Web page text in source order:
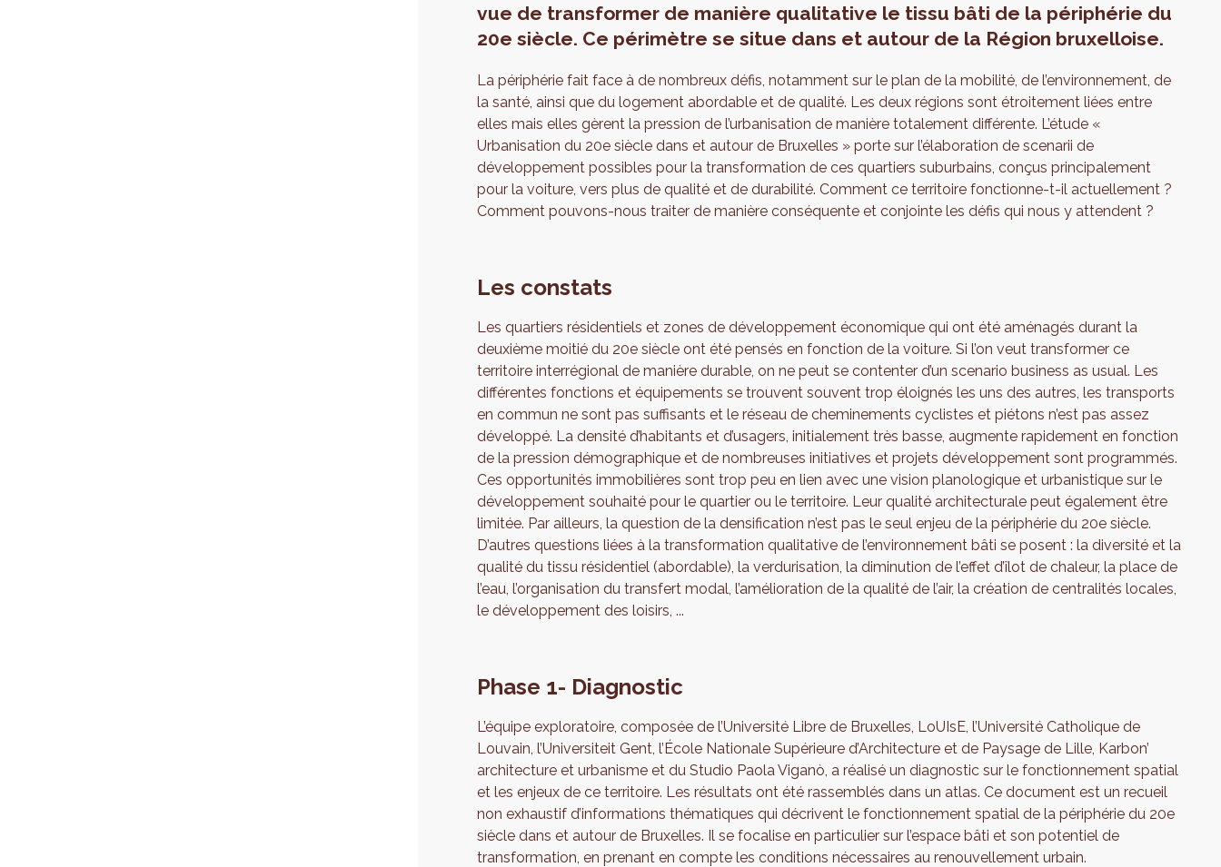
vue de transformer de manière qualitative le tissu bâti de la périphérie du
20e siècle. Ce périmètre se situe dans et autour de la Région bruxelloise.
La périphérie fait face à de nombreux défis, notamment sur le plan de la mobilité, de l’environnement, de
la santé, ainsi que du logement abordable et de qualité. Les deux régions sont étroitement liées entre
elles mais elles gèrent la pression de l’urbanisation de manière totalement différente. L’étude «
Urbanisation du 20e siècle dans et autour de Bruxelles » porte sur l’élaboration de scenarii de
développement possibles pour la transformation de ces quartiers suburbains, conçus principalement
pour la voiture, vers plus de qualité et de durabilité. Comment ce territoire fonctionne-t-il actuellement ?
Comment pouvons-nous traiter de manière conséquente et conjointe les défis qui nous y attendent ?
Les constats
Les quartiers résidentiels et zones de développement économique qui ont été aménagés durant la
deuxième moitié du 20e siècle ont été pensés en fonction de la voiture. Si l’on veut transformer ce
territoire interrégional de manière durable, on ne peut se contenter d’un scenario business as usual. Les
différentes fonctions et équipements se trouvent souvent trop éloignés les uns des autres, les transports
en commun ne sont pas suffisants et le réseau de cheminements cyclistes et piétons n’est pas assez
développé. La densité d’habitants et d’usagers, initialement très basse, augmente rapidement en fonction
de la pression démographique et de nombreuses initiatives et projets développement sont programmés.
Ces opportunités immobilières sont trop peu en lien avec une vision planologique et urbanistique sur le
développement souhaité pour le quartier ou le territoire. Leur qualité architecturale peut également être
limitée. Par ailleurs, la question de la densification n’est pas le seul enjeu de la périphérie du 20e siècle.
D’autres questions liées à la transformation qualitative de l’environnement bâti se posent : la diversité et la
qualité du tissu résidentiel (abordable), la verdurisation, la diminution de l’effet d’îlot de chaleur, la place de
l’eau, l’organisation du transfert modal, l’amélioration de la qualité de l’air, la création de centralités locales,
le développement des loisirs, ...
Phase 1- Diagnostic
L’équipe exploratoire, composée de l’Université Libre de Bruxelles, LoUIsE, l’Université Catholique de
Louvain, l’Universiteit Gent, l’École Nationale Supérieure d’Architecture et de Paysage de Lille, Karbon’
architecture et urbanisme et du Studio Paola Viganò, a réalisé un diagnostic sur le fonctionnement spatial
et les enjeux de ce territoire. Les résultats ont été rassemblés dans un atlas. Ce document est un recueil
non exhaustif d’informations thématiques qui décrivent le fonctionnement spatial de la périphérie du 20e
siècle dans et autour de Bruxelles. Il se focalise en particulier sur l’espace bâti et son potentiel de
transformation, en prenant en compte les conditions nécessaires au renouvellement urbain.